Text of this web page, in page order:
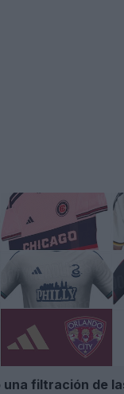
una filtración de